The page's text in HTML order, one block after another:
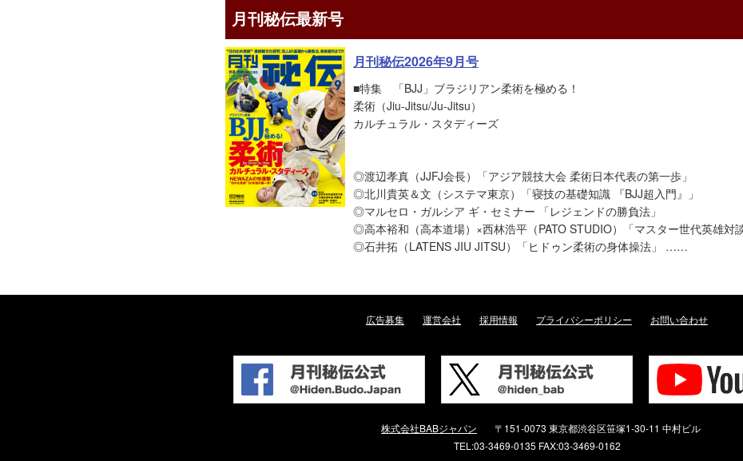
月刊秘伝最新号
月刊秘伝2026年9月号
■特集 「BJJ」ブラジリアン柔術を極める！
柔術（Jiu-Jitsu/Ju-Jitsu）
カルチュラル・スタディーズ
◎渡辺孝真（JJFJ会長）「アジア競技大会 柔術日本代表の第一歩」
◎北川貴英＆文（システマ東京）「寝技の基礎知識 『BJJ超入門』」
◎マルセロ・ガルシア ギ・セミナー 「レジェンドの勝負法」
◎高本裕和（高本道場）×西林浩平（PATO STUDIO）「マスター世代英雄対談
◎石井拓（LATENS JIU JITSU）「ヒドゥン柔術の身体操法」 ……
広告募集 運営会社 採用情報 プライバシーポリシー お問い合わせ
株式会社BABジャパン
〒151-0073 東京都渋谷区笹塚1-30-11 中村ビル
TEL:03-3469-0135 FAX:03-3469-0162